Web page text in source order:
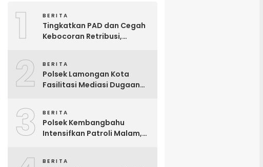
1 BERITA
Tingkatkan PAD dan Cegah
Kebocoran Retribusi,
Parkir Digital QRIS
2 BERITA
Polsek Lamongan Kota
Fasilitasi Mediasi Dugaan
3 BERITA
Polsek Kembangbahu
Intensifkan Patroli Malam,
BERITA